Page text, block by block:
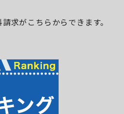
求がこちらからできます。